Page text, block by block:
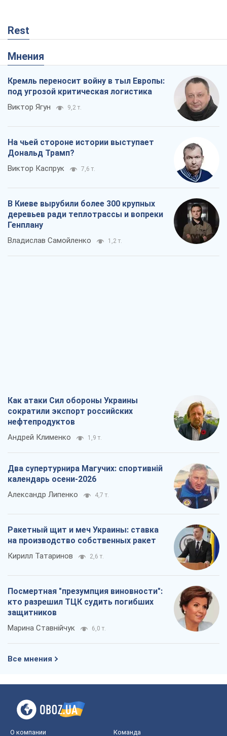
Rest
Мнения
Кремль переносит войну в тыл Европы:
под угрозой критическая логистика
Виктор Ягун 9,2 т.
На чьей стороне истории выступает
Дональд Трамп?
Виктор Каспрук 7,6 т.
В Киеве вырубили более 300 крупных
деревьев ради теплотрассы и вопреки
Генплану
Владислав Самойленко 1,2 т.
Как атаки Сил обороны Украины
сократили экспорт российских
нефтепродуктов
Андрей Клименко 1,9 т.
Два супертурнира Магучих: спортивній
календарь осени-2026
Александр Липенко 4,7 т.
Ракетный щит и меч Украины: ставка
на производство собственных ракет
Кирилл Татаринов 2,6 т.
Посмертная "презумпция виновности":
кто разрешил ТЦК судить погибших
защитников
Марина Ставнійчук 6,0 т.
Все мнения
О компании Команда